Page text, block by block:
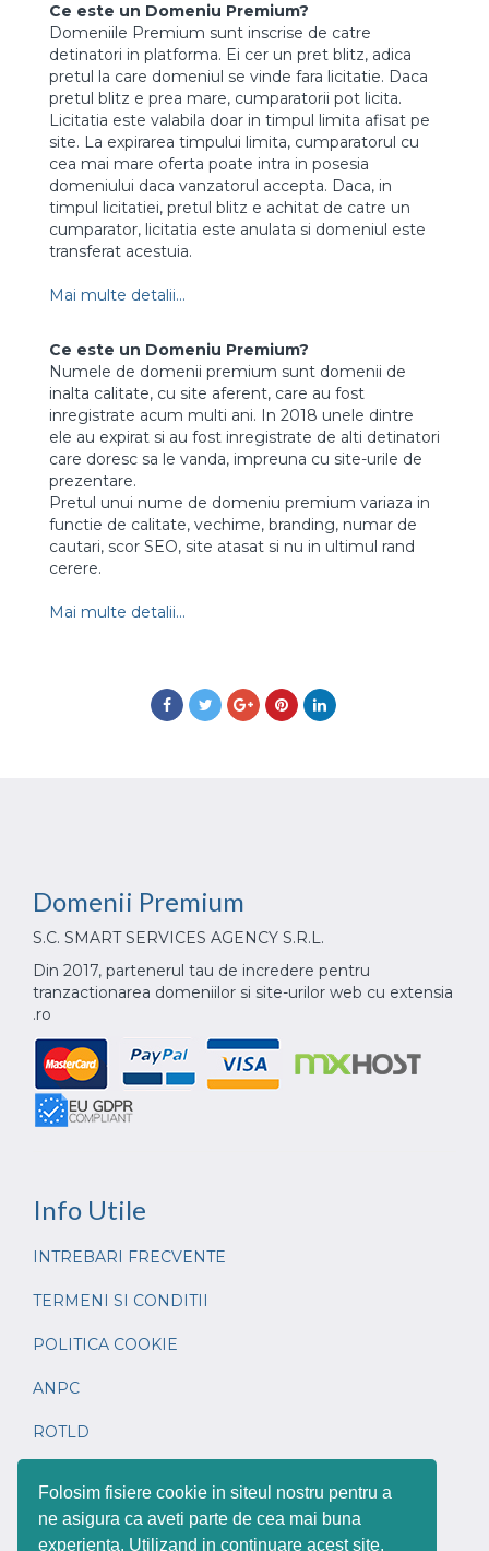
Folosim fisiere cookie in siteul nostru pentru a
ne asigura ca aveti parte de cea mai buna
experienta. Utilizand in continuare acest site,
Ce este un Domeniu Premium?
Domeniile Premium sunt inscrise de catre
detinatori in platforma. Ei cer un pret blitz, adica
pretul la care domeniul se vinde fara licitatie. Daca
pretul blitz e prea mare, cumparatorii pot licita.
Licitatia este valabila doar in timpul limita afisat pe
site. La expirarea timpului limita, cumparatorul cu
cea mai mare oferta poate intra in posesia
domeniului daca vanzatorul accepta. Daca, in
timpul licitatiei, pretul blitz e achitat de catre un
cumparator, licitatia este anulata si domeniul este
transferat acestuia.
Mai multe detalii...
Ce este un Domeniu Premium?
Numele de domenii premium sunt domenii de
inalta calitate, cu site aferent, care au fost
inregistrate acum multi ani. In 2018 unele dintre
ele au expirat si au fost inregistrate de alti detinatori
care doresc sa le vanda, impreuna cu site-urile de
prezentare.
Pretul unui nume de domeniu premium variaza in
functie de calitate, vechime, branding, numar de
cautari, scor SEO, site atasat si nu in ultimul rand
cerere.
Mai multe detalii...
Domenii Premium
S.C. SMART SERVICES AGENCY S.R.L.
Din 2017, partenerul tau de incredere pentru
tranzactionarea domeniilor si site-urilor web cu extensia
.ro
Info Utile
INTREBARI FRECVENTE
TERMENI SI CONDITII
POLITICA COOKIE
ANPC
ROTLD